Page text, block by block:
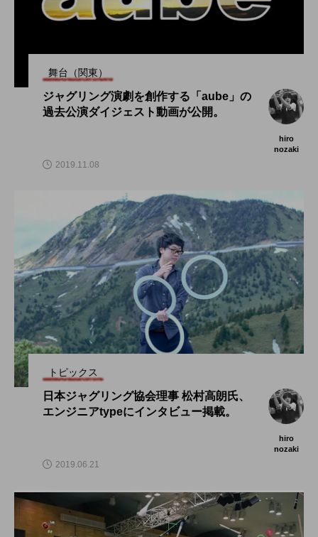
舞台（関東）
ジャグリング演劇を創作する「aube」の
過去公演ダイジェスト動画が公開。
hiro
nozaki
2019.11.08
トピックス
日本ジャグリング協会理事 松村高朗氏、
エンジニアtypeにインタビュー掲載。
hiro
nozaki
2019.06.21